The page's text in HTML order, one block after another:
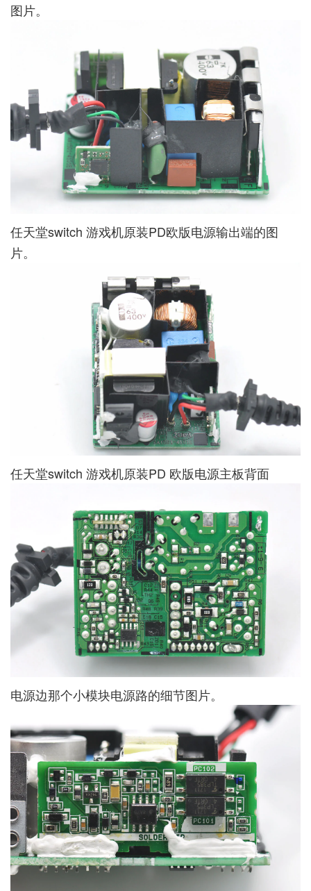
图片。
任天堂switch 游戏机原装PD欧版电源输出端的图
片。
任天堂switch 游戏机原装PD 欧版电源主板背面
电源边那个小模块电源路的细节图片。